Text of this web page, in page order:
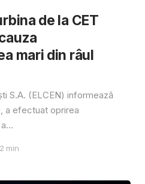
de la CET
mari din râul
S.A. (ELCEN) informează
a efectuat oprirea
2 min